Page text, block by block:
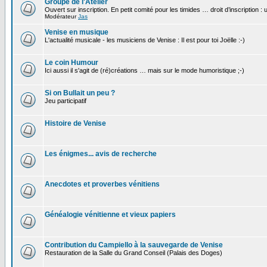
Groupe de l'Atelier
Ouvert sur inscription. En petit comité pour les timides … droit d’inscription :
ModérateurJas
Venise en musique
L'actualité musicale - les musiciens de Venise : Il est pour toi Joëlle :-)
Le coin Humour
Ici aussi il s'agit de (ré)créations … mais sur le mode humoristique ;-)
Si on Bullait un peu ?
Jeu participatif
Histoire de Venise
Les énigmes... avis de recherche
Anecdotes et proverbes vénitiens
Généalogie vénitienne et vieux papiers
Contribution du Campiello à la sauvegarde de Venise
Restauration de la Salle du Grand Conseil (Palais des Doges)